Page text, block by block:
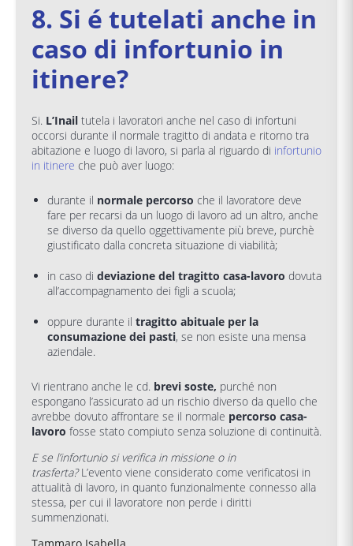
8. Si é tutelati anche in
caso di infortunio in
itinere?
Si. L’Inail tutela i lavoratori anche nel caso di infortuni
occorsi durante il normale tragitto di andata e ritorno tra
abitazione e luogo di lavoro, si parla al riguardo di infortunio
in itinere che può aver luogo:
durante il normale percorso che il lavoratore deve
fare per recarsi da un luogo di lavoro ad un altro, anche
se diverso da quello oggettivamente più breve, purchè
giustificato dalla concreta situazione di viabilità;
in caso di deviazione del tragitto casa-lavoro dovuta
all’accompagnamento dei figli a scuola;
oppure durante il tragitto abituale per la
consumazione dei pasti, se non esiste una mensa
aziendale.
Vi rientrano anche le cd. brevi soste, purché non
espongano l’assicurato ad un rischio diverso da quello che
avrebbe dovuto affrontare se il normale percorso casa-
lavoro fosse stato compiuto senza soluzione di continuità.
E se l’infortunio si verifica in missione o in
trasferta?L’evento viene considerato come verificatosi in
attualità di lavoro, in quanto funzionalmente connesso alla
stessa, per cui il lavoratore non perde i diritti
summenzionati.